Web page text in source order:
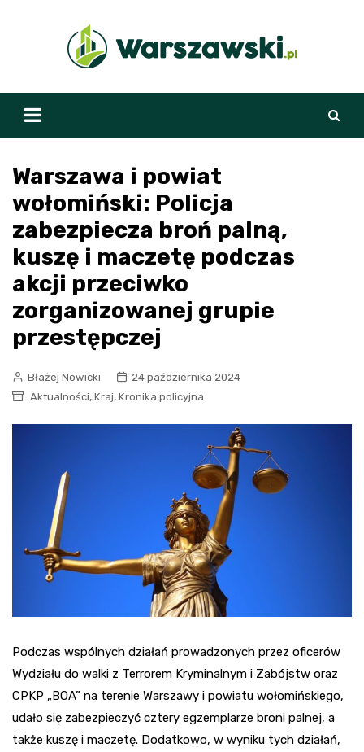
Warszawa i powiat
wołomiński: Policja
zabezpiecza broń palną,
kuszę i maczetę podczas
akcji przeciwko
zorganizowanej grupie
przestępczej
Błażej Nowicki
24 października 2024
Aktualności, Kraj, Kronika policyjna
Podczas wspólnych działań prowadzonych przez oficerów
Wydziału do walki z Terrorem Kryminalnym i Zabójstw oraz
CPKP „BOA” na terenie Warszawy i powiatu wołomińskiego,
udało się zabezpieczyć cztery egzemplarze broni palnej, a
także kuszę i maczetę. Dodatkowo, w wyniku tych działań,